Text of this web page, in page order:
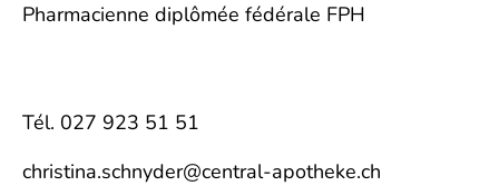
Pharmacienne diplômée fédérale FPH
Tél. 027 923 51 51
christina.schnyder@central-apotheke.ch